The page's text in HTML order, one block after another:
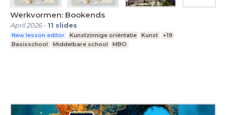
Werkvormen: Bookends
April 2026- 11 slides
New lesson editor Kunstzinnige oriëntatie Kunst
+19
Basisschool
Middelbare school MBO